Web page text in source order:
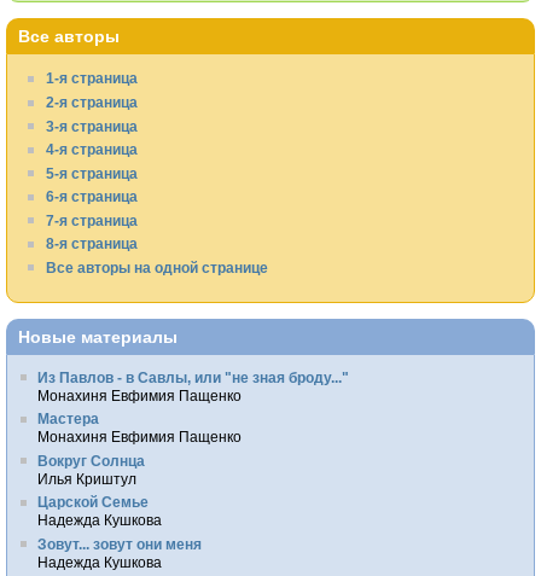
Все авторы
1-я страница
2-я страница
3-я страница
4-я страница
5-я страница
6-я страница
7-я страница
8-я страница
Все авторы на одной странице
Новые материалы
Из Павлов - в Савлы, или "не зная броду..."
Монахиня Евфимия Пащенко
Мастера
Монахиня Евфимия Пащенко
Вокруг Солнца
Илья Криштул
Царской Семье
Надежда Кушкова
Зовут... зовут они меня
Надежда Кушкова